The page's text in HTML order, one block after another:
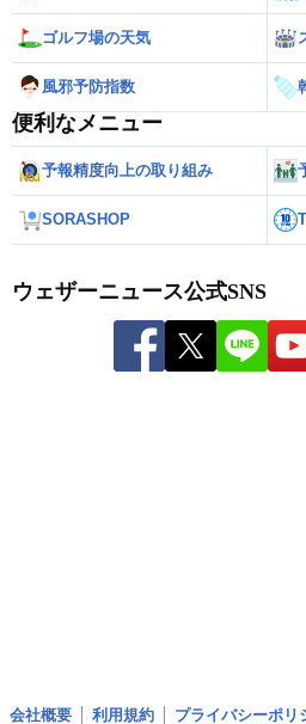
ゴルフ場の天気
風邪予防指数
便利なメニュー
予報精度向上の取り組み
SORASHOP
ウェザーニュース公式SNS
会社概要 利用規約 プライバシーポリ